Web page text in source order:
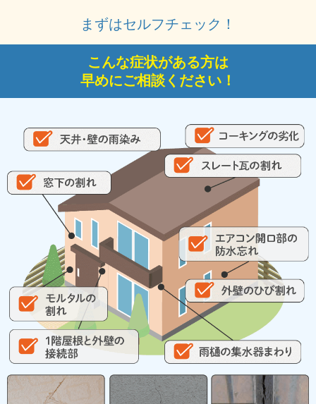
まずはセルフチェック！
こんな症状がある方は
早めにご相談ください！